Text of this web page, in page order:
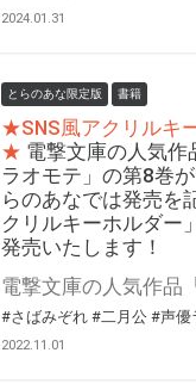
2024.01.31
とらのあな限定版 書籍
★SNS風アクリルキ
★ 電撃文庫の人気作
ラオモテ」の第8巻
らのあなでは発売を
クリルキーホルダー
発売いたします！
#さばみぞれ #二月公 #声優
2022.11.01